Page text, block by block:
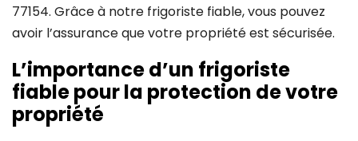
77154. Grâce à notre frigoriste fiable, vous pouvez
avoir l’assurance que votre propriété est sécurisée.
L’importance d’un frigoriste
fiable pour la protection de votre
propriété